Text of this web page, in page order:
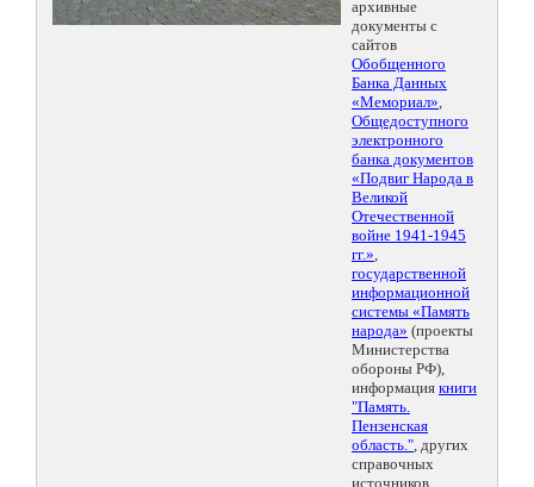
архивные
документы с
сайтов
Обобщенного
Банка Данных
«Мемориал»,
Общедоступного
электронного
банка документов
«Подвиг Народа в
Великой
Отечественной
войне 1941-1945
гг.»,
государственной
информационной
системы «Память
народа» (проекты
Министерства
обороны РФ),
информация книги
"Память.
Пензенская
область.", других
справочных
источников.